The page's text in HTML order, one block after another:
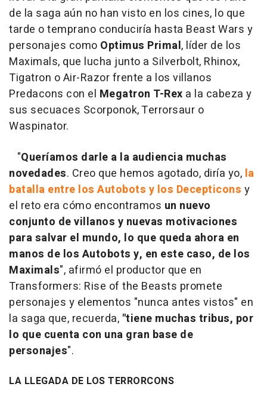
de la saga aún no han visto en los cines, lo que
tarde o temprano conduciría hasta Beast Wars y
personajes como Optimus Primal, líder de los
Maximals, que lucha junto a Silverbolt, Rhinox,
Tigatron o Air-Razor frente a los villanos
Predacons con el Megatron T-Rex a la cabeza y
sus secuaces Scorponok, Terrorsaur o
Waspinator.
"Queríamos darle a la audiencia muchas
novedades. Creo que hemos agotado, diría yo, la
batalla entre los Autobots y los Decepticons y
el reto era cómo encontramos un nuevo
conjunto de villanos y nuevas motivaciones
para salvar el mundo, lo que queda ahora en
manos de los Autobots y, en este caso, de los
Maximals", afirmó el productor que en
Transformers: Rise of the Beasts promete
personajes y elementos "nunca antes vistos" en
la saga que, recuerda, "tiene muchas tribus, por
lo que cuenta con una gran base de
personajes".
LA LLEGADA DE LOS TERRORCONS